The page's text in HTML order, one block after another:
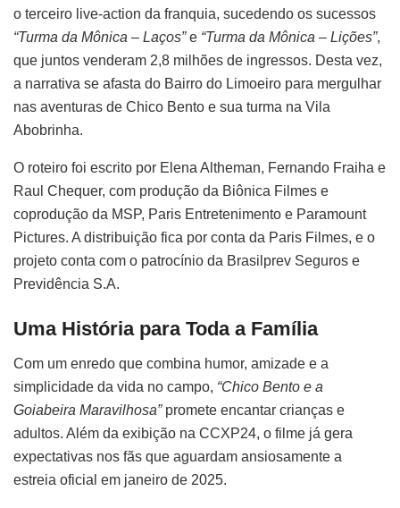
o terceiro live-action da franquia, sucedendo os sucessos
“Turma da Mônica – Laços”e “Turma da Mônica – Lições”,
que juntos venderam 2,8 milhões de ingressos. Desta vez,
a narrativa se afasta do Bairro do Limoeiro para mergulhar
nas aventuras de Chico Bento e sua turma na Vila
Abobrinha.
O roteiro foi escrito por Elena Altheman, Fernando Fraiha e
Raul Chequer, com produção da Biônica Filmes e
coprodução da MSP, Paris Entretenimento e Paramount
Pictures. A distribuição fica por conta da Paris Filmes, e o
projeto conta com o patrocínio da Brasilprev Seguros e
Previdência S.A.
Uma História para Toda a Família
Com um enredo que combina humor, amizade e a
simplicidade da vida no campo, “Chico Bento e a
Goiabeira Maravilhosa”promete encantar crianças e
adultos. Além da exibição na CCXP24, o filme já gera
expectativas nos fãs que aguardam ansiosamente a
estreia oficial em janeiro de 2025.